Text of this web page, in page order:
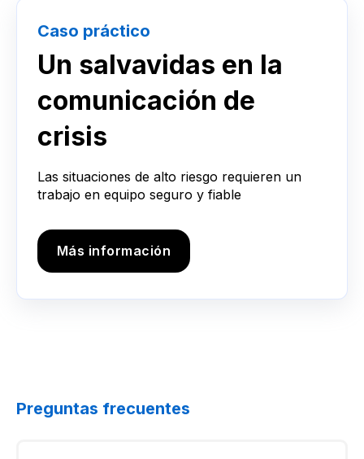
Caso práctico
Un salvavidas en la
comunicación de
crisis
Las situaciones de alto riesgo requieren un
trabajo en equipo seguro y fiable
Más información
Preguntas frecuentes